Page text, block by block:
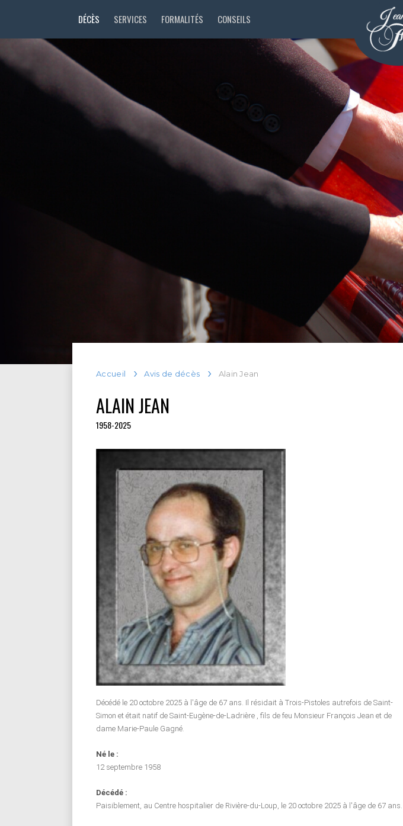
DÉCÈS SERVICES FORMALITÉS CONSEILS
Accueil Avis de décès Alain Jean
ALAIN JEAN
1958-2025
Décédé le 20 octobre 2025 à l'âge de 67 ans. Il résidait à Trois-Pistoles autrefois de Saint-
Simon et était natif de Saint-Eugène-de-Ladrière , fils de feu Monsieur François Jean et de
dame Marie-Paule Gagné.
Né le :
12 septembre 1958
Décédé :
Paisiblement, au Centre hospitalier de Rivière-du-Loup, le 20 octobre 2025 à l'âge de 67 ans.